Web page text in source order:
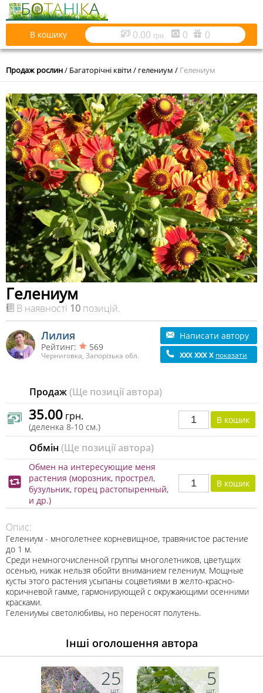
В кошику 0.00 грн. 0 0
Продаж рослин/ Багаторічні квіти/ гелениум / Гелениум
Гелениум
В наявності 10 позицій.
Лилия
Рейтинг: 569
Черниговка, Запорізька обл.
Написати автору
xxx xxx x показати
Продаж(Ще позиції автора)
35.00 грн.
(деленка 8-10 см.)
Обмін (Ще позиції автора)
Обмен на интересующие меня
растения (морозник, прострел,
бузульник, горец растопыренный,
и др.)
Опис:
Гелениум - многолетнее корневищное, травянистое растение
до 1 м.
Среди немногочисленной группы многолетников, цветущих
осенью, никак нельзя обойти вниманием гелениум. Мощные
кусты этого растения усыпаны соцветиями в желто-красно-
коричневой гамме, гармонирующей с окружающими осенними
красками.
Гелениумы светолюбивы, но переносят полутень.
Інші оголошення автора
25
шт.
5
шт.